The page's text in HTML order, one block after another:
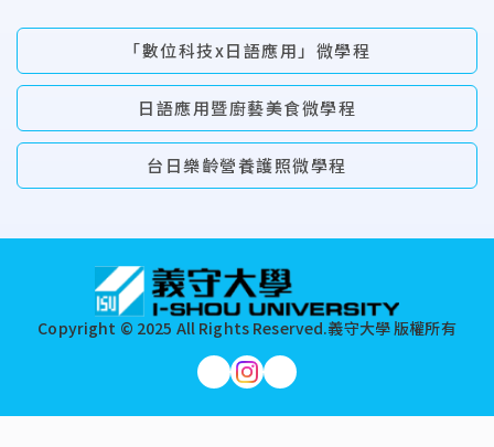
「數位科技x日語應用」微學程
日語應用暨廚藝美食微學程
台日樂齡營養護照微學程
Copyright © 2025 All Rights Reserved.義守大學 版權所有